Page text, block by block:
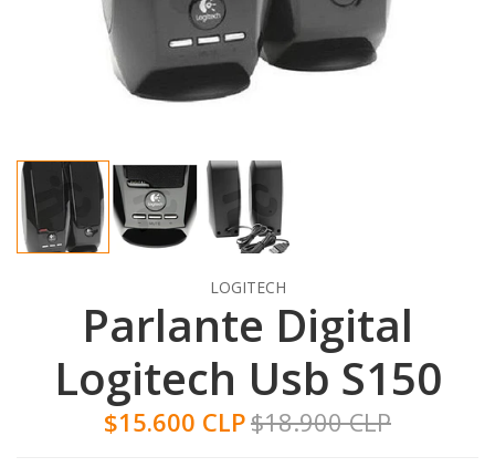
LOGITECH
Parlante Digital
Logitech Usb S150
$15.600 CLP$18.900 CLP